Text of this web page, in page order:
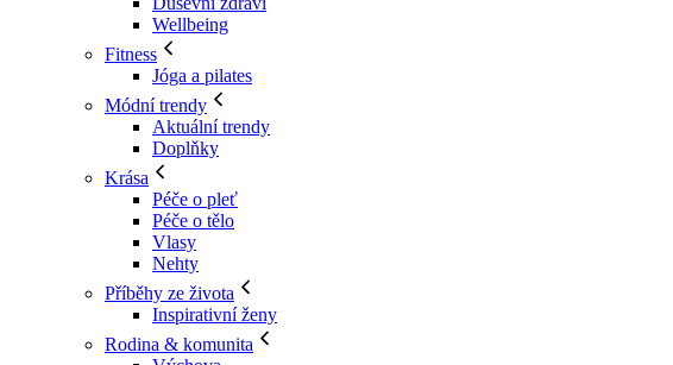
Wellbeing
Fitness
Jóga a pilates
Módní trendy
Aktuální trendy
Doplňky
Krása
Péče o pleť
Péče o tělo
Vlasy
Nehty
Příběhy ze života
Inspirativní ženy
Rodina & komunita